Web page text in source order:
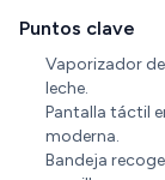
Puntos clave
Vaporizador
leche.
Pantalla táctil
moderna.
Bandeja